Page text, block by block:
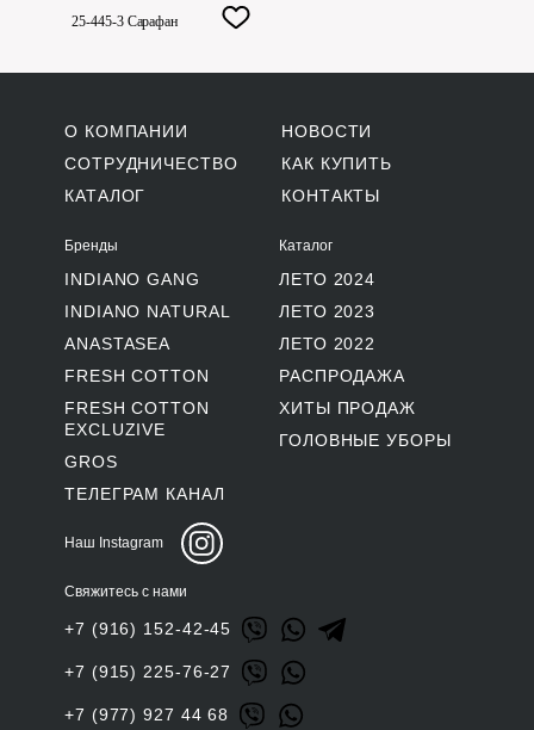
25-445-3 Сарафан
О КОМПАНИИ
СОТРУДНИЧЕСТВО
КАТАЛОГ
НОВОСТИ
КАК КУПИТЬ
КОНТАКТЫ
Бренды
INDIANO GANG
INDIANO NATURAL
ANASTASEA
FRESH COTTON
FRESH COTTON
EXCLUZIVE
GROS
ТЕЛЕГРАМ КАНАЛ
Наш Instagram
Каталог
ЛЕТО 2024
ЛЕТО 2023
ЛЕТО 2022
РАСПРОДАЖА
ХИТЫ ПРОДАЖ
ГОЛОВНЫЕ УБОРЫ
Свяжитесь с нами
+7 (916) 152-42-45
+7 (915) 225-76-27
+7 (977) 927 44 68